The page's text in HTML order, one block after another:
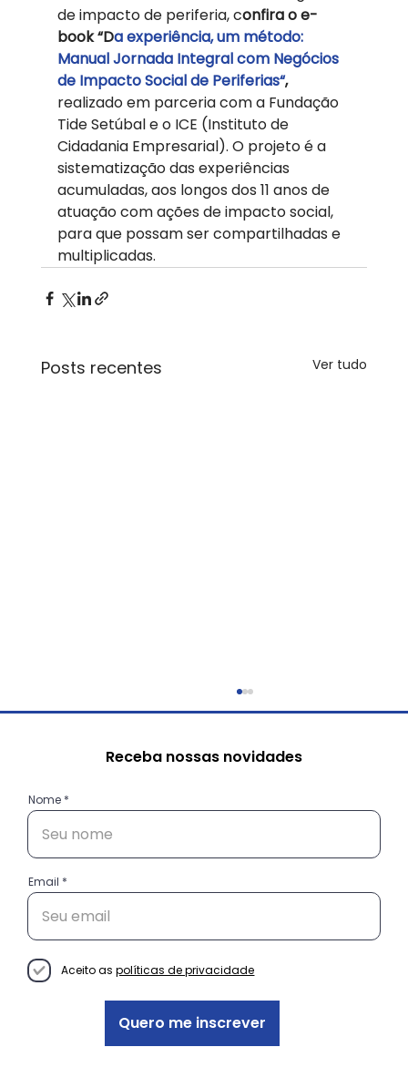
de impacto de periferia, confira o e-
book “Da experiência, um método:
Manual Jornada Integral com Negócios
de Impacto Social de Periferias“,
realizado em parceria com a Fundação
Tide Setúbal e o ICE (Instituto de
Cidadania Empresarial). O projeto é a
sistematização das experiências
acumuladas, aos longos dos 11 anos de
atuação com ações de impacto social,
para que possam ser compartilhadas e
multiplicadas.
Posts recentes Ver tudo
Conheça as histórias das
Receba nossas novidades
Nome
Email
Aceito as políticas de privacidade
Quero me inscrever